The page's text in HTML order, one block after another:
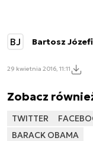
BJ Bartosz
29 kwietnia 2016, 11:11
Zobacz
TWITTER
BARACK OBAMA